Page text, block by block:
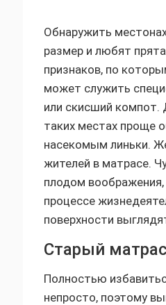
Обнаружить
размер и любят
признаков, по
может служить
или скисший компот.
таких местах проще
насекомым линьки.
жителей в матрасе.
плодом воображения,
процессе
поверхности
Старый
Полностью
непросто, поэтому